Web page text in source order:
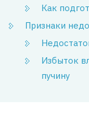
Как
Признаки
Избыток
пучину